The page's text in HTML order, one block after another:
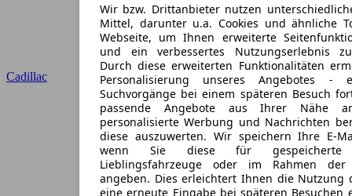
Wir bzw. Drittanbieter nutzen
Mittel, darunter u.a. Cookies und ähnliche
Webseite, um Ihnen erweiterte
und ein verbessertes Nutzungserlebnis
Durch diese erweiterten Funktionalitäten
Personalisierung unseres Angebotes
Suchvorgänge bei einem späteren Besuch
passende Angebote aus Ihrer Nähe
personalisierte Werbung und Nachrichten
diese auszuwerten. Wir speichern Ihre E-
wenn Sie diese für gespeicherte
Lieblingsfahrzeuge oder im Rahmen der
angeben. Dies erleichtert Ihnen die Nutzung
eine erneute Eingabe bei späteren
Cadillac